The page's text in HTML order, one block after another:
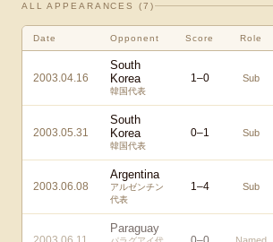
ALL APPEARANCES (7 )
Date Opponent Score Role
2003.04.16
South
Korea
韓国代表
1–0 Sub
2003.05.31
South
Korea
韓国代表
0–1 Sub
2003.06.08
Argentina
アルゼンチン
代表
1–4 Sub
Paraguay